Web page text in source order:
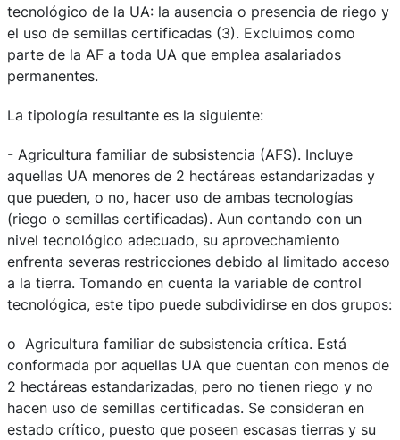
tecnológico de la UA: la ausencia o presencia de riego y
el uso de semillas certificadas (3). Excluimos como
parte de la AF a toda UA que emplea asalariados
permanentes.
La tipología resultante es la siguiente:
- Agricultura familiar de subsistencia (AFS). Incluye
aquellas UA menores de 2 hectáreas estandarizadas y
que pueden, o no, hacer uso de ambas tecnologías
(riego o semillas certificadas). Aun contando con un
nivel tecnológico adecuado, su aprovechamiento
enfrenta severas restricciones debido al limitado acceso
a la tierra. Tomando en cuenta la variable de control
tecnológica, este tipo puede subdividirse en dos grupos:
o Agricultura familiar de subsistencia crítica. Está
conformada por aquellas UA que cuentan con menos de
2 hectáreas estandarizadas, pero no tienen riego y no
hacen uso de semillas certificadas. Se consideran en
estado crítico, puesto que poseen escasas tierras y su